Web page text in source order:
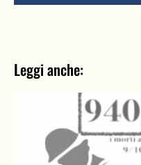
Leggi anche: